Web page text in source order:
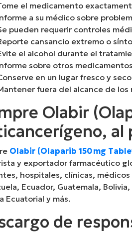
el medicamento
a su médico sobre
pueden requerir controles
cansancio extremo o
el alcohol durante el
sobre otros
en un lugar fresco y
fuera del alcance de los
Olabir
al
Olabir (Olaparib 150 mg
y exportador farmacéutico
hospitales, clínicas,
Ecuador, Guatemala,
Ecuatorial y más.
de